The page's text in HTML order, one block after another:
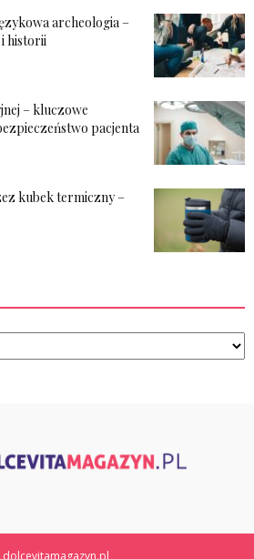
archeologia –
historii
– kluczowe
pacjenta
kubek termiczny –